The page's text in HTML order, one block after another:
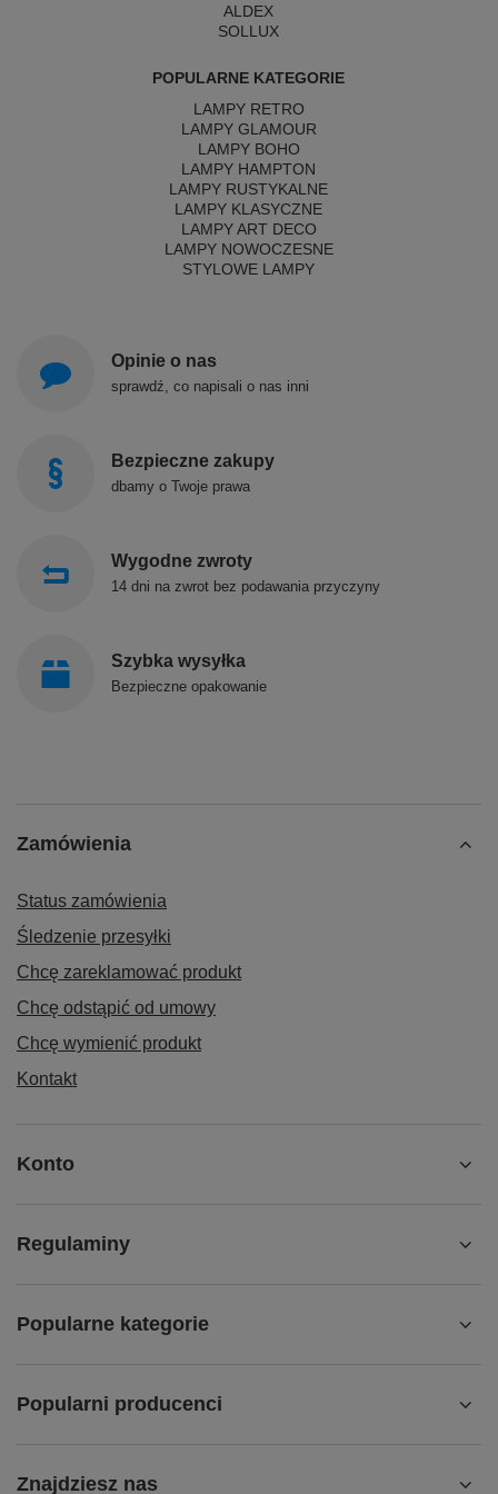
ALDEX
SOLLUX
POPULARNE KATEGORIE
LAMPY RETRO
LAMPY GLAMOUR
LAMPY BOHO
LAMPY HAMPTON
LAMPY RUSTYKALNE
LAMPY KLASYCZNE
LAMPY ART DECO
LAMPY NOWOCZESNE
STYLOWE LAMPY
Opinie o nas
sprawdź, co napisali o nas inni
Bezpieczne zakupy
dbamy o Twoje prawa
Wygodne zwroty
14 dni na zwrot bez podawania przyczyny
Szybka wysyłka
Bezpieczne opakowanie
Zamówienia
Status zamówienia
Śledzenie przesyłki
Chcę zareklamować produkt
Chcę odstąpić od umowy
Chcę wymienić produkt
Kontakt
Konto
Regulaminy
Popularne kategorie
Popularni producenci
Znajdziesz nas